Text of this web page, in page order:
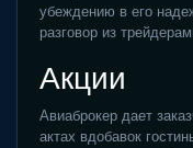
убеждению в его
разговор из
Акции
Авиаброкер дает
актах вдобавок